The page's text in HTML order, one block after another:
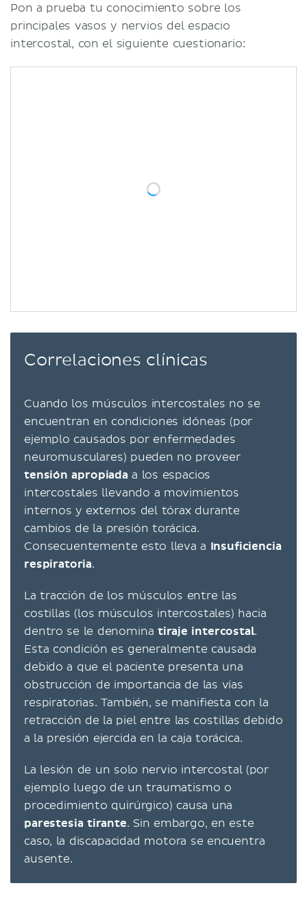
Pon a prueba tu conocimiento sobre los
principales vasos y nervios del espacio
intercostal, con el siguiente cuestionario:
Correlaciones clínicas
Cuando los músculos intercostales no se
encuentran en condiciones idóneas (por
ejemplo causados por enfermedades
neuromusculares) pueden no proveer
tensión apropiadaa los espacios
intercostales llevando a movimientos
internos y externos del tórax durante
cambios de la presión torácica.
Consecuentemente esto lleva a Insuficiencia
respiratoria.
La tracción de los músculos entre las
costillas (los músculos intercostales) hacia
dentro se le denomina tiraje intercostal.
Esta condición es generalmente causada
debido a que el paciente presenta una
obstrucción de importancia de las vías
respiratorias. También, se manifiesta con la
retracción de la piel entre las costillas debido
a la presión ejercida en la caja torácica.
La lesión de un solo nervio intercostal (por
ejemplo luego de un traumatismo o
procedimiento quirúrgico) causa una
parestesia tirante. Sin embargo, en este
caso, la discapacidad motora se encuentra
ausente.